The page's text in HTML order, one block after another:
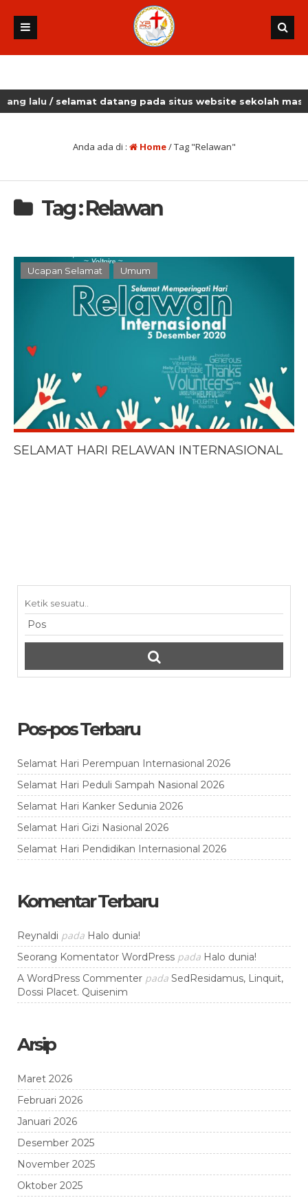
/ selamat datang pada situs website sekolah masehi
Anda ada di : Home/Tag "Relawan"
Tag : Relawan
Ucapan Selamat Umum
SELAMAT HARI RELAWAN INTERNASIONAL
Pos-pos Terbaru
Selamat Hari Perempuan Internasional 2026
Selamat Hari Peduli Sampah Nasional 2026
Selamat Hari Kanker Sedunia 2026
Selamat Hari Gizi Nasional 2026
Selamat Hari Pendidikan Internasional 2026
Komentar Terbaru
Reynaldi pada Halo dunia!
Seorang Komentator WordPress pada Halo dunia!
A WordPress Commenter pada SedResidamus, Linquit,
Dossi Placet. Quisenim
Arsip
Maret 2026
Februari 2026
Januari 2026
Desember 2025
November 2025
Oktober 2025